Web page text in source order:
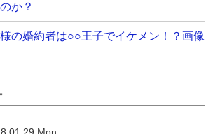
か？
の婚約者は○○王子でイケメン！？画像